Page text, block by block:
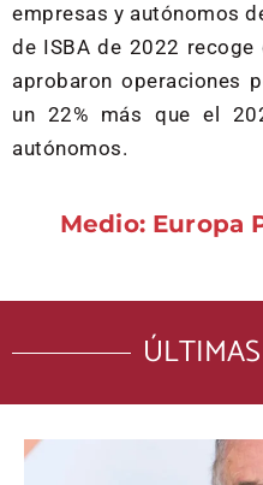
empresas y autónomos
de ISBA de 2022 recoge
aprobaron operaciones
un 22% más que el
autónomos.
Medio: Europa